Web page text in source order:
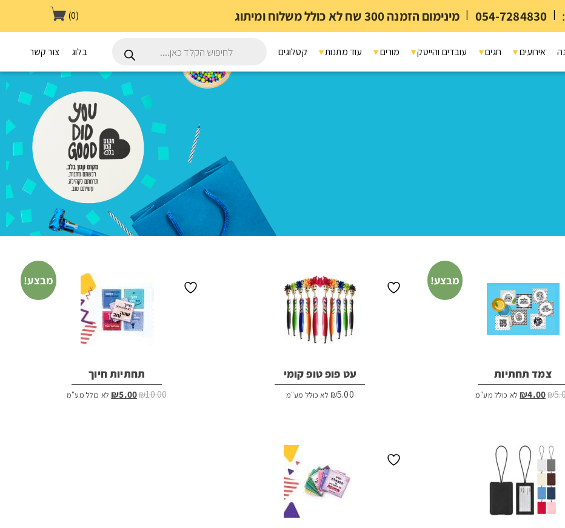
|
054-7284830
| מינימום הזמנה 300 שח לא כולל משלוח ומיתוג (0)
אירועים חגים עובדים והייטק מורים עוד מתנות קטלוגים בלוג צור קשר
מבצע!
צמד תחתיות
₪המחיר₪4.00
המחיר
לא כולל מע"מ
עט פופ טופ קומי
₪5.00 לא כולל מע"מ
מבצע!
תחתיות חיוך
₪10.00
המחיר₪5.00
המחיר
לא כולל מע"מ